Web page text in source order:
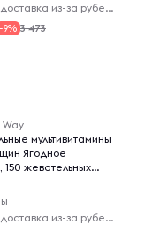
Virelle - доставка из-за рубежа
-9% 3 473
мультивитамины
Ягодное
150 жевательных
Virelle - доставка из-за рубежа